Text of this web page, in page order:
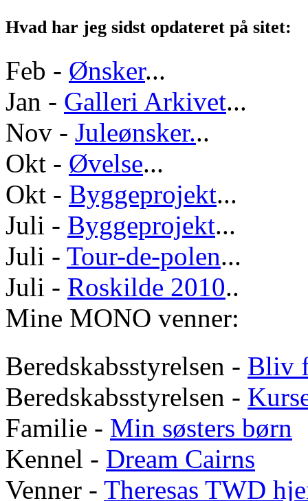
Hvad har jeg sidst opdateret på sitet:
Feb - Ønsker...
Jan - Galleri Arkivet...
Nov - Juleønsker...
Okt - Øvelse...
Okt - Byggeprojekt...
Juli - Byggeprojekt...
Juli - Tour-de-polen...
Juli - Roskilde 2010..
Mine MONO venner:
Beredskabsstyrelsen - Bliv
Beredskabsstyrelsen -
Familie - Min søsters børn
Kennel - Dream Cairns
Venner - Theresas TWD